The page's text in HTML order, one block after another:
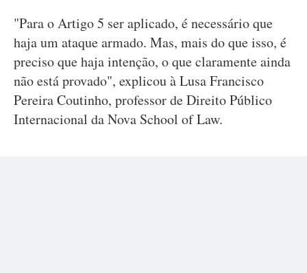
"Para o Artigo 5 ser aplicado, é necessário que
haja um ataque armado. Mas, mais do que isso, é
preciso que haja intenção, o que claramente ainda
não está provado", explicou à Lusa Francisco
Pereira Coutinho, professor de Direito Público
Internacional da Nova School of Law.